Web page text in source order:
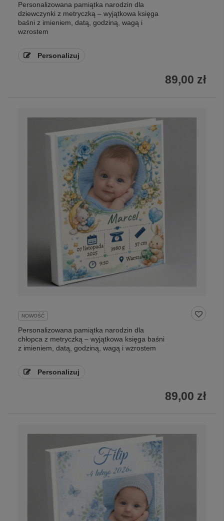
Personalizowana pamiątka narodzin dla
dziewczynki z metryczką – wyjątkowa księga
baśni z imieniem, datą, godziną, wagą i
wzrostem
Personalizuj
89,00 zł
NOWOŚĆ
Personalizowana pamiątka narodzin dla
chłopca z metryczką – wyjątkowa księga baśni
z imieniem, datą, godziną, wagą i wzrostem
Personalizuj
89,00 zł